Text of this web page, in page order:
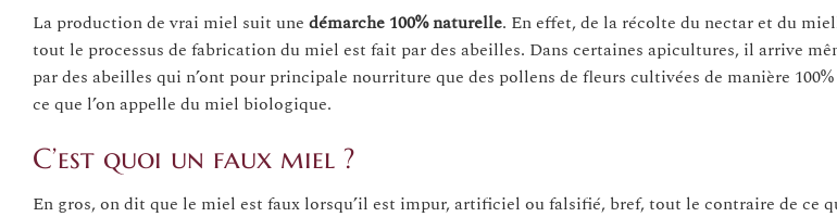
La production de vrai miel suit une démarche 100% naturelle. En effet, de la récolte du nectar et du
tout le processus de fabrication du miel est fait par des abeilles. Dans certaines apicultures, il arrive
par des abeilles qui n’ont pour principale nourriture que des pollens de fleurs cultivées de manière
ce que l’on appelle du miel biologique.
C’est quoi un faux miel ?
En gros, on dit que le miel est faux lorsqu’il est impur, artificiel ou falsifié, bref, tout le contraire de ce